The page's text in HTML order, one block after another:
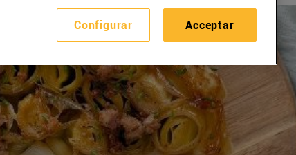
Configurar Acceptar